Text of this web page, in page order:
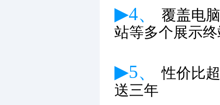
▶4、
覆盖电
站等多个展示
▶5、性价比
送三年